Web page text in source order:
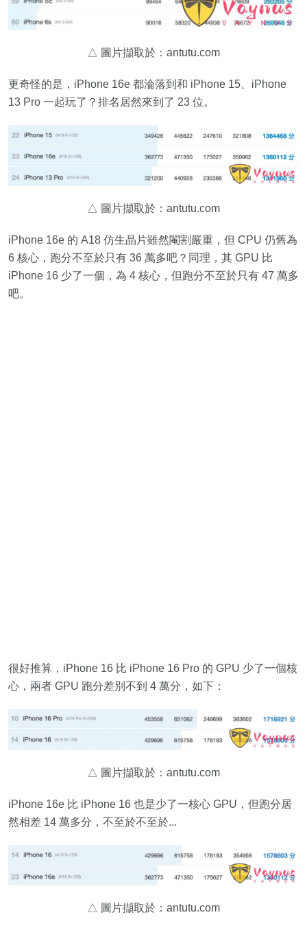
△ 圖片擷取於：antutu.com
更奇怪的是，iPhone 16e 都淪落到和 iPhone 15、iPhone
13 Pro 一起玩了？排名居然來到了 23 位。
△ 圖片擷取於：antutu.com
iPhone 16e 的 A18 仿生晶片雖然閹割嚴重，但 CPU 仍舊為
6 核心，跑分不至於只有 36 萬多吧？同理，其 GPU 比
iPhone 16 少了一個，為 4 核心，但跑分不至於只有 47 萬多
吧。
很好推算，iPhone 16 比 iPhone 16 Pro 的 GPU 少了一個核
心，兩者 GPU 跑分差別不到 4 萬分，如下：
△ 圖片擷取於：antutu.com
iPhone 16e 比 iPhone 16 也是少了一核心 GPU，但跑分居
然相差 14 萬多分，不至於不至於...
△ 圖片擷取於：antutu.com